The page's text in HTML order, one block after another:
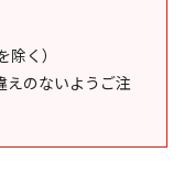
く）
えのないようご注